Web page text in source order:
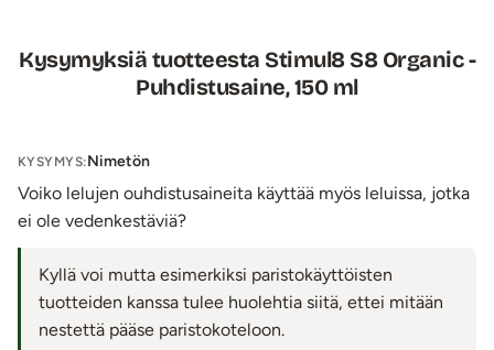
Kysymyksiä tuotteesta Stimul8 S8 Organic -
Puhdistusaine, 150 ml
KYSYMYS:Nimetön
Voiko lelujen ouhdistusaineita käyttää myös leluissa, jotka
ei ole vedenkestäviä?
Kyllä voi mutta esimerkiksi paristokäyttöisten
tuotteiden kanssa tulee huolehtia siitä, ettei mitään
nestettä pääse paristokoteloon.